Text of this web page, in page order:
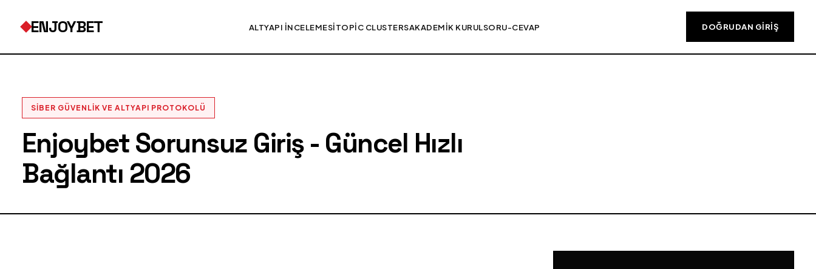
ENJOYBET ALTYAPI İNCELEMESITOPIC CLUSTERSAKADEMIK KURULSORU-CEVAP DOĞRUDAN GIRIŞ
SIBER GÜVENLIK VE ALTYAPI PROTOKOLÜ
Enjoybet Sorunsuz Giriş - Güncel Hızlı
Bağlantı 2026